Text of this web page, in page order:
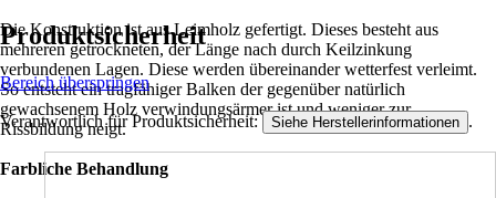
Die Konstruktion ist aus Leimholz gefertigt. Dieses besteht aus
mehreren getrockneten, der Länge nach durch Keilzinkung
verbundenen Lagen. Diese werden übereinander wetterfest verleimt.
So entsteht ein tragfähiger Balken der gegenüber natürlich
gewachsenem Holz verwindungsärmer ist und weniger zur
Rissbildung neigt.
Farbliche Behandlung
Produktsicherheit
Bereich überspringen
Verantwortlich für Produktsicherheit: Siehe Herstellerinformationen .